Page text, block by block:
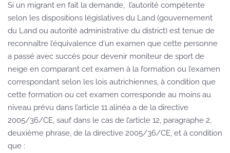
Si un migrant en fait la demande, l’autorité compétente
selon les dispositions législatives du Land (gouvernement
du Land ou autorité administrative du district) est tenue de
reconnaître l’équivalence d‘un examen que cette personne
a passé avec succès pour devenir moniteur de sport de
neige en comparant cet examen à la formation ou l’examen
correspondant selon les lois autrichiennes, à condition que
cette formation ou cet examen corresponde au moins au
niveau prévu dans l’article 11 alinéa a de la directive
2005/36/CE, sauf dans le cas de l’article 12, paragraphe 2,
deuxième phrase, de la directive 2005/36/CE, et à condition
que :